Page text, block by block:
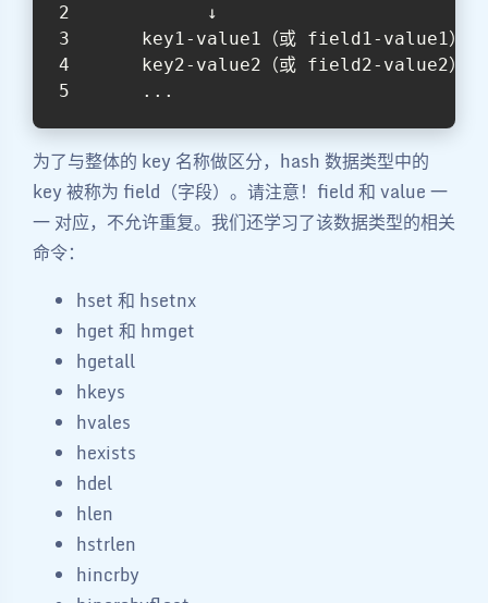
           ↓
     key1-value1（或 field1-value1）
     key2-value2（或 field2-value2）
     ...
为了与整体的 key 名称做区分，hash 数据类型中的
key 被称为 field（字段）。请注意！field 和 value 一
一 对应，不允许重复。我们还学习了该数据类型的相关
命令：
hset 和 hsetnx
hget 和 hmget
hgetall
hkeys
hvales
hexists
hdel
hlen
hstrlen
hincrby